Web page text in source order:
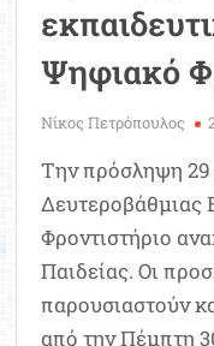
Ψηφιακό
Νίκος Πετρόπουλος
Την πρόσληψη 29
Δευτεροβάθμιας
Φροντιστήριο
Παιδείας. Οι
παρουσιαστούν
από την Πέμπτη